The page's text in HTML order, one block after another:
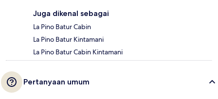
Juga dikenal sebagai
La Pino Batur Cabin
La Pino Batur Kintamani
La Pino Batur Cabin Kintamani
Pertanyaan umum